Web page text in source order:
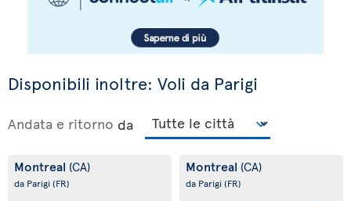
Disponibili inoltre: Voli da Parigi
Andata e ritorno da
Montreal (CA)
da Parigi(FR)
Montreal (CA)
da Parigi(FR)